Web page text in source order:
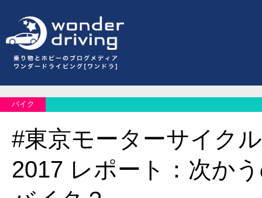
バイク
#東京モーターサイク
2017 レポート：次か